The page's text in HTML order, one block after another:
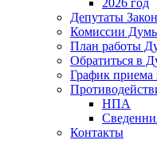
2026 год
Депутаты
Комиссии
План работы
Обратиться в
График приема
НПА
Контакты